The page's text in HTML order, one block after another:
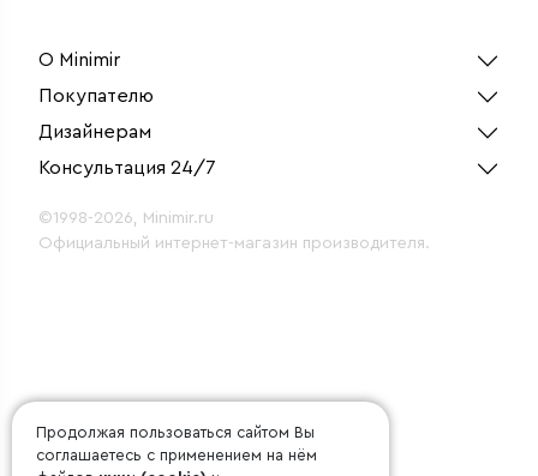
О Minimir
Покупателю
Дизайнерам
Консультация 24/7
©1998-2026, Minimir.ru
Официальный интернет-магазин производителя.
Продолжая пользоваться сайтом Вы
соглашаетесь с применением на нём